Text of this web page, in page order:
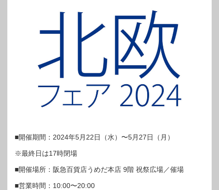
■開催期間：2024年5月22日（水）〜5月27日（月）
※最終日は17時閉場
■開催場所：阪急百貨店うめだ本店 9階 祝祭広場／催場
■営業時間：10:00〜20:00